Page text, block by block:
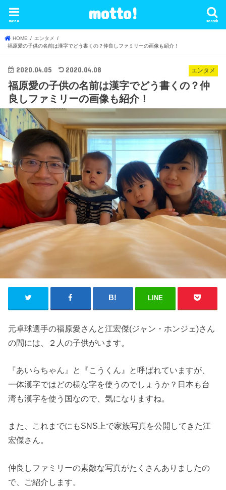
motto! search
menu
HOME
エンタメ
福原愛の子供の名前は漢字でどう書くの？仲良しファミリーの画像も紹介！
エンタメ
2020.04.05 2020.04.08
福原愛の子供の名前は漢字でどう書くの？仲
良しファミリーの画像も紹介！
LINE
元卓球選手の福原愛さんと江宏傑(ジャン・ホンジェ)さん
の間には、２人の子供がいます。
『あいらちゃん』と『こうくん』と呼ばれていますが、
一体漢字ではどの様な字を使うのでしょうか？日本も台
湾も漢字を使う国なので、気になりますね。
また、これまでにもSNS上で家族写真を公開してきた江
宏傑さん。
仲良しファミリーの素敵な写真がたくさんありましたの
で、ご紹介します。